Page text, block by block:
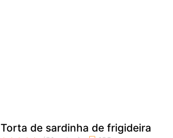
Torta de sardinha de frigideira